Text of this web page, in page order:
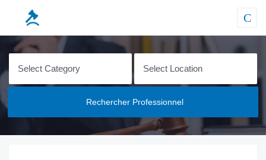
Rechercher Professionnel